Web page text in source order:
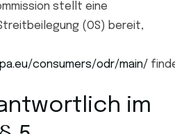
stellt eine
(OS) bereit,
consumers/odr/main/
im